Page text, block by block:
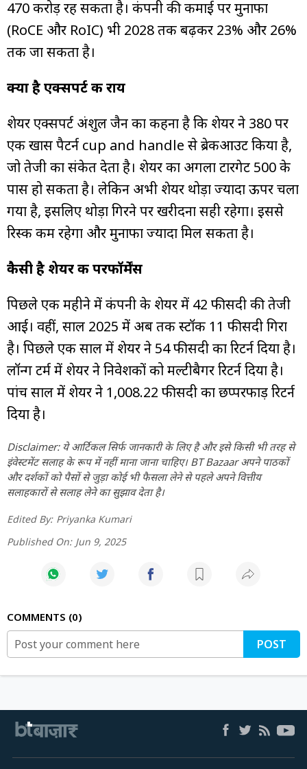
₹470 करोड़ रह सकता है। कंपनी की कमाई पर मुनाफा
(RoCE और RoIC) भी 2028 तक बढ़कर 23% और 26%
तक जा सकता है।
क्या है एक्सपर्ट की राय
शेयर एक्सपर्ट अंशुल जैन का कहना है कि शेयर ने ₹380 पर
एक खास पैटर्न cup and handle से ब्रेकआउट किया है,
जो तेजी का संकेत देता है। शेयर का अगला टारगेट ₹500 के
पास हो सकता है। लेकिन अभी शेयर थोड़ा ज्यादा ऊपर चला
गया है, इसलिए थोड़ा गिरने पर खरीदना सही रहेगा। इससे
रिस्क कम रहेगा और मुनाफा ज्यादा मिल सकता है।
कैसी है शेयर की परफॉर्मेंस
पिछले एक महीने में कंपनी के शेयर में 42 फीसदी की तेजी
आई। वहीं, साल 2025 में अब तक स्टॉक 11 फीसदी गिरा
है। पिछले एक साल में शेयर ने 54 फीसदी का रिटर्न दिया है।
लॉन्ग टर्म में शेयर ने निवेशकों को मल्टीबैगर रिटर्न दिया है।
पांच साल में शेयर ने 1,008.22 फीसदी का छप्परफाड़ रिटर्न
दिया है।
Disclaimer: ये आर्टिकल सिर्फ जानकारी के लिए है और इसे किसी भी तरह से
इंवेस्टमेंट सलाह के रूप में नहीं माना जाना चाहिए। BT Bazaar अपने पाठकों
और दर्शकों को पैसों से जुड़ा कोई भी फैसला लेने से पहले अपने वित्तीय
सलाहकारों से सलाह लेने का सुझाव देता है।
Edited By: Priyanka Kumari
Published On: Jun 9, 2025
COMMENTS 0
POST